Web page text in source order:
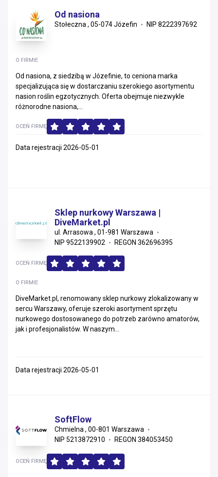
Od nasiona
Stołeczna , 05-074 Józefin NIP 8222397692
O FIRMIE
Od nasiona, z siedzibą w Józefinie, to ceniona marka
specjalizująca się w dostarczaniu szerokiego asortymentu
nasion roślin egzotycznych. Oferta obejmuje niezwykle
różnorodne nasiona,...
OCEŃ FIRMĘ
Data rejestracji 2026-05-01
Sklep nurkowy Warszawa |
DiveMarket.pl
ul. Arrasowa , 01-981 Warszawa
NIP 9522139902
REGON 362696395
O FIRMIE
DiveMarket.pl, renomowany sklep nurkowy zlokalizowany w
sercu Warszawy, oferuje szeroki asortyment sprzętu
nurkowego dostosowanego do potrzeb zarówno amatorów,
jak i profesjonalistów. W naszym...
OCEŃ FIRMĘ
Data rejestracji 2026-05-01
SoftFlow
Chmielna , 00-801 Warszawa
NIP 5213872910
REGON 384053450
OCEŃ FIRMĘ